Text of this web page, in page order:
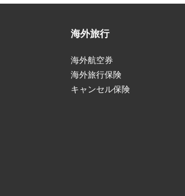
海外旅行
海外航空券
海外旅行保険
キャンセル保険